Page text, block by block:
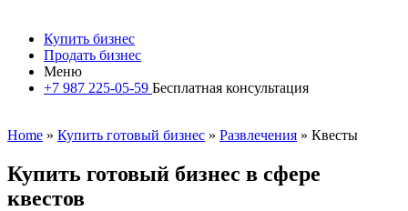
Купить бизнес
Продать бизнес
Меню
+7 987 225-05-59 Бесплатная консультация
Home » Купить готовый бизнес » Развлечения » Квесты
Купить готовый бизнес в сфере
квестов